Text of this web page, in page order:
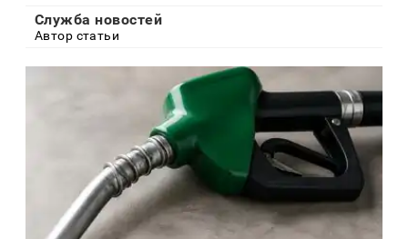
Служба новостей
Автор статьи